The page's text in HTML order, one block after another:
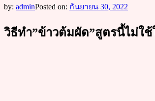
by: adminPosted on: กันยายน 30, 2022
วิธีทำ”ข้าวต้มผัด”สูตรนี้ไม่ใ